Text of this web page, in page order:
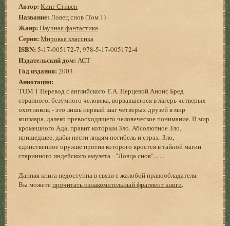
Автор: Кинг Стивен
Название: Ловец снов (Том 1)
Жанр: Научная фантастика
Серия: Мировая классика
ISBN: 5-17-005172-7, 978-5-17-005172-4
Издательский дом: АСТ
Год издания:2003
Аннотация:
ТОМ 1 Перевод с английского Т.А. Перцевой Анонс Бред
странного, безумного человека, ворвавшегося в лагерь четверых
охотников, - это лишь первый шаг четверых друзей в мир
кошмара, далеко превосходящего человеческое понимание. В мир
кромешного Ада, правит которым Зло. Абсолютное Зло,
пришедшее, дабы нести людям погибель и страх. Зло,
единственное оружие против которого кроется в тайной магии
старинного индейского амулета - "Ловца снов"... ...
Данная книга недоступна в связи с жалобой правообладателя.
Вы можетепрочитать ознакомительный фрагмент книги.